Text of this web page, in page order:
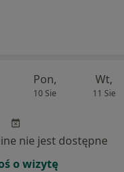
Pon,
10 Sie
Wt,
11 Sie
nie jest dostępne
o wizytę